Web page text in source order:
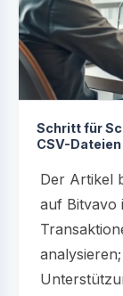
Schritt für
CSV-
Der Artikel
auf Bitvavo